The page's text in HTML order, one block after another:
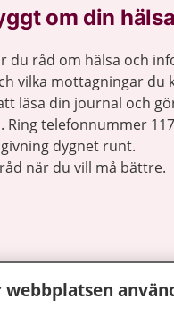
om din
du råd om hälsa och
vilka mottagningar du
läsa din journal och
Ring telefonnummer
dygnet runt.
när du vill må bättre.
språk
webbplatsen